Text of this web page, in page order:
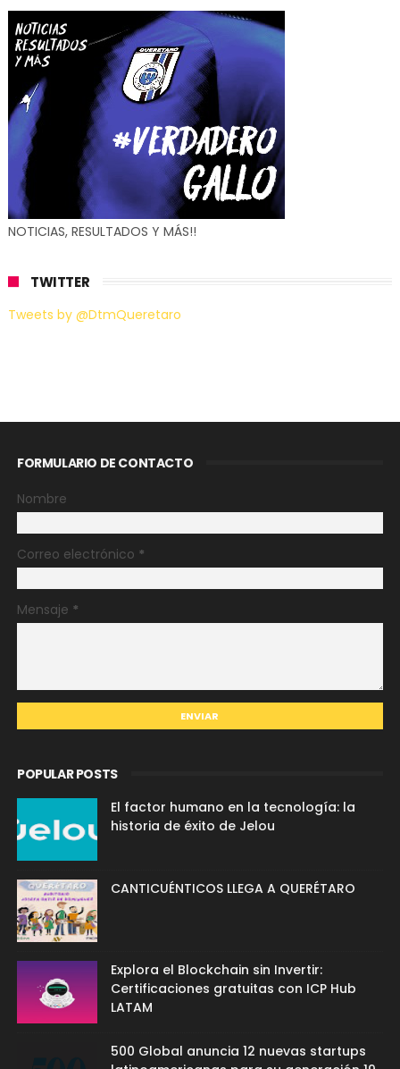
NOTICIAS, RESULTADOS Y MÁS!!
TWITTER
Tweets by @DtmQueretaro
FORMULARIO DE CONTACTO
Nombre
Correo electrónico *
Mensaje *
POPULAR POSTS
El factor humano en la tecnología: la
historia de éxito de Jelou
CANTICUÉNTICOS LLEGA A QUERÉTARO
Explora el Blockchain sin Invertir:
Certificaciones gratuitas con ICP Hub
LATAM
500 Global anuncia 12 nuevas startups